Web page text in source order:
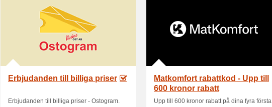
Erbjudanden till billiga priser
Erbjudanden till billiga priser - Ostogram.
Matkomfort rabattkod - Upp till
600 kronor rabatt
Upp till 600 kronor rabatt på dina fyra första